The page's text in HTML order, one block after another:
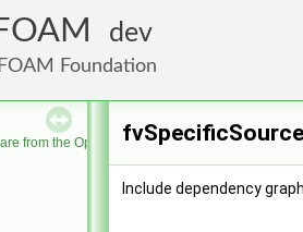
dev
Foundation
from the OpenFOAM Foundation
Include dependency